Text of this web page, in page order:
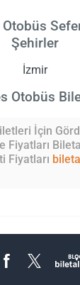
Otobüs
Şehirler
İzmir
Otobüs
İçin
Fiyatları
Fiyatları